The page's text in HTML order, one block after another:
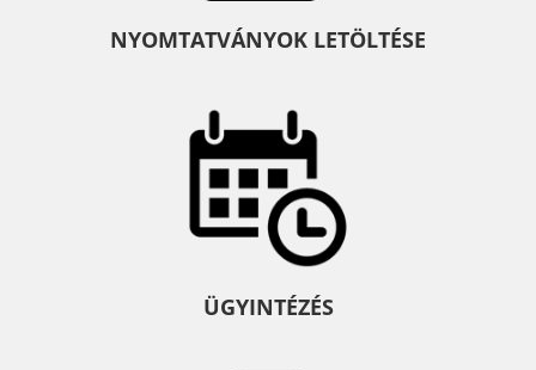
NYOMTATVÁNYOK LETÖLTÉSE
ÜGYINTÉZÉS